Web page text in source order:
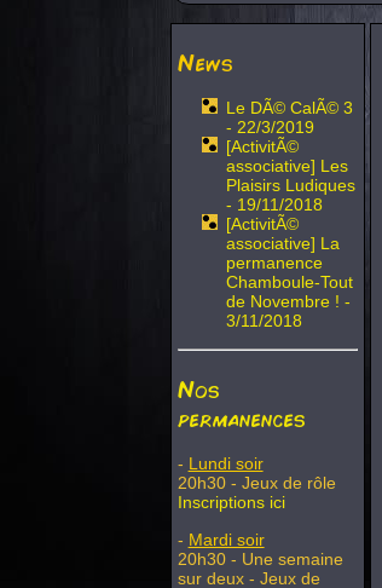
News
Le DÃ© CalÃ© 3
- 22/3/2019
[ActivitÃ©
associative] Les
Plaisirs Ludiques
- 19/11/2018
[ActivitÃ©
associative] La
permanence
Chamboule-Tout
de Novembre ! -
3/11/2018
Nos
permanences
- Lundi soir
20h30 - Jeux de rôle
Inscriptions ici
- Mardi soir
20h30 - Une semaine
sur deux - Jeux de